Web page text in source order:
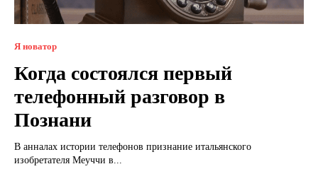
Я новатор
Когда состоялся первый
телефонный разговор в
Познани
В анналах истории телефонов признание итальянского
изобретателя Меуччи в...